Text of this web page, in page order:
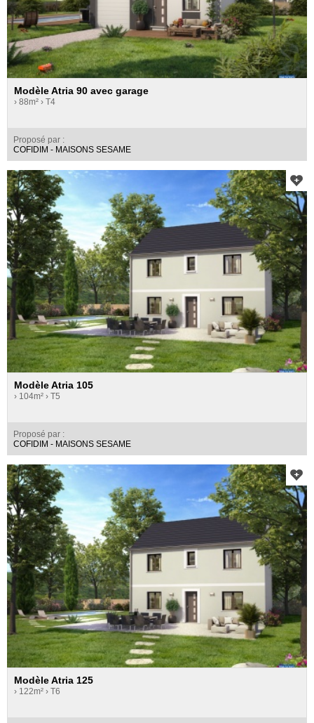
Modèle Atria 90 avec garage
› 88m² › T4
Proposé par :
COFIDIM - MAISONS SESAME
Modèle Atria 105
› 104m² › T5
Proposé par :
COFIDIM - MAISONS SESAME
Modèle Atria 125
› 122m² › T6